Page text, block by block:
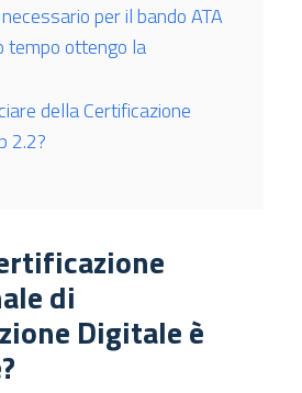
per il bando ATA
tempo ottengo la
della Certificazione
2.2?
di
Digitale è